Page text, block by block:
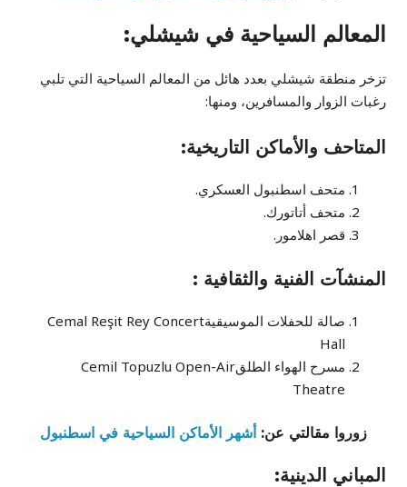
المعالم السياحية في شيشلي:
تزخر منطقة شيشلي بعدد هائل من المعالم السياحية التي تلبي
رغبات الزوار والمسافرين، ومنها‎:‎
المتاحف والأماكن التاريخية:
متحف اسطنبول العسكري‎.‎
متحف أتاتورك‎.‎
قصر اهلامور.
المنشآت الفنية والثقافية :
صالة للحفلات الموسيقية‎ Cemal Reşit Rey Concert
Hall
مسرح الهواء الطلق‎ Cemil Topuzlu Open-Air
Theatre
زوروا مقالتي عن: أشهر الأماكن السياحية في اسطنبول
المباني الدينية: